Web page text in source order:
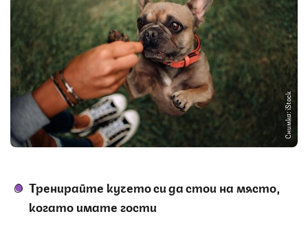
Снимка: iStock
Тренирайте кучето си да стои на място,
когато имате гости